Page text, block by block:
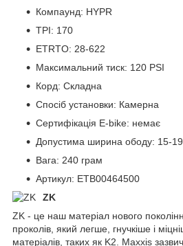
Компаунд: HYPR
TPI: 170
ETRTO: 28-622
Максимальний тиск: 120 PSI
Корд: Складна
Спосіб установки: Камерна
Сертифікація E-bike: немає
Допустима ширина ободу: 15-
Вага: 240 грам
Артикул: ETB00464500
ZK
ZK - це наш матеріал нового
проколів, який легше, гнучкіше і
матеріалів, таких як K2. Maxxis